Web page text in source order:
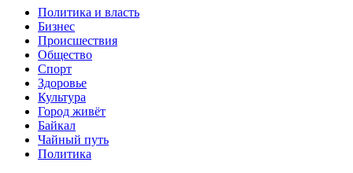
Политика и власть
Бизнес
Происшествия
Общество
Cпорт
Здоровье
Культура
Город живёт
Байкал
Чайный путь
Политика